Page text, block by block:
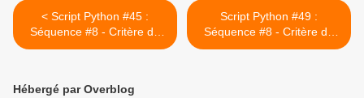
< Script Python #45 :
Séquence #8 - Critère de
divisibilité par 11 (corrigé)
Script Python #49 :
Séquence #8 - Critère de
divisibilité par 12 (corrigé) >
Hébergé par Overblog